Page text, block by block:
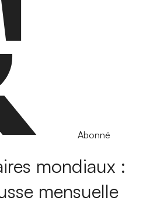
Abonné
mondiaux :
mensuelle